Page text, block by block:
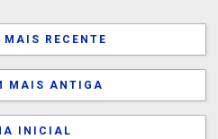
MAIS RECENTE
MAIS ANTIGA
INICIAL